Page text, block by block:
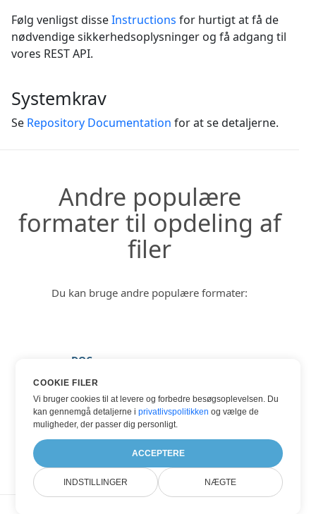
Følg venligst disseInstructions for hurtigt at få de
nødvendige sikkerhedsoplysninger og få adgang til
vores REST API.
Systemkrav
Se Repository Documentation for at se detaljerne.
Andre populære
formater til opdeling af
filer
Du kan bruge andre populære formater:
DOC
HTML
PDF
TXT
COOKIE FILER
Vi bruger cookies til at levere og forbedre besøgsoplevelsen. Du
kan gennemgå detaljerne iprivatlivspolitikken og vælge de
muligheder, der passer dig personligt.
ACCEPTERE
INDSTILLINGER NÆGTE